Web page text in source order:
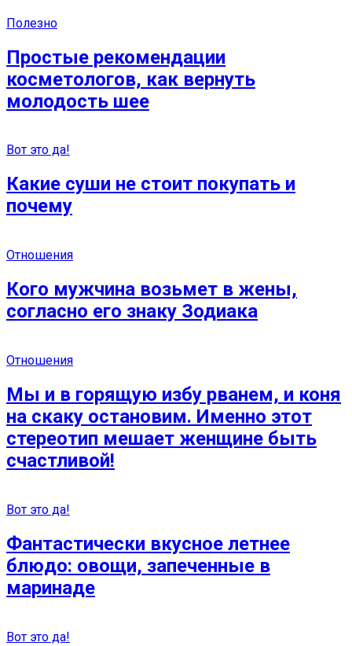
Полезно
Простые рекомендации
косметологов, как вернуть
молодость шее
Вот это да!
Какие суши не стоит покупать и
почему
Отношения
Кого мужчина возьмет в жены,
согласно его знаку Зодиака
Отношения
Мы и в горящую избу рванем, и коня
на скаку остановим. Именно этот
стереотип мешает женщине быть
счастливой!
Вот это да!
Фантастически вкусное летнее
блюдо: овощи, запеченные в
маринаде
Вот это да!